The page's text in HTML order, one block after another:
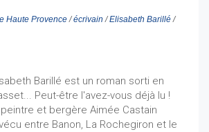
Haute Provence/écrivain /Elisabeth Barillé/
Barillé est un roman sorti en
Peut-être l'avez-vous déjà lu !
et bergère Aimée Castain
entre Banon, La Rochegiron et le